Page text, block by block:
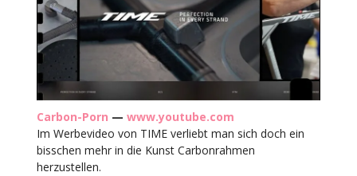
Carbon-Porn — www.youtube.com
Im Werbevideo von TIME verliebt man sich doch ein
bisschen mehr in die Kunst Carbonrahmen
herzustellen.